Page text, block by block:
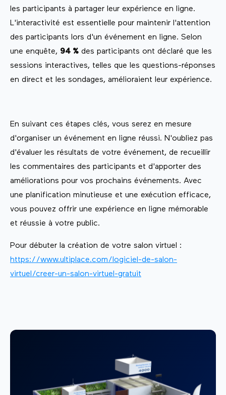
les participants à partager leur expérience en ligne.
L'interactivité est essentielle pour maintenir l'attention
des participants lors d'un événement en ligne. Selon
une enquête, 94 % des participants ont déclaré que les
sessions interactives, telles que les questions-réponses
en direct et les sondages, amélioraient leur expérience.
En suivant ces étapes clés, vous serez en mesure
d'organiser un événement en ligne réussi. N'oubliez pas
d'évaluer les résultats de votre événement, de recueillir
les commentaires des participants et d'apporter des
améliorations pour vos prochains événements. Avec
une planification minutieuse et une exécution efficace,
vous pouvez offrir une expérience en ligne mémorable
et réussie à votre public.
Pour débuter la création de votre salon virtuel :
https://www.ultiplace.com/logiciel-de-salon-
virtuel/creer-un-salon-virtuel-gratuit